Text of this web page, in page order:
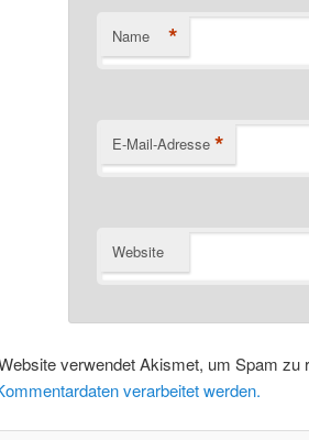
Name *
E-Mail-Adresse *
Website
verwendet Akismet, um Spam zu
verarbeitet werden.